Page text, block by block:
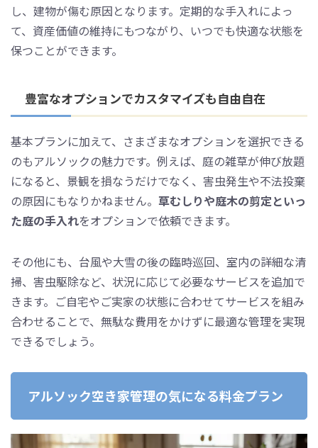
し、建物が傷む原因となります。定期的な手入れによっ
て、資産価値の維持にもつながり、いつでも快適な状態を
保つことができます。
豊富なオプションでカスタマイズも自由自在
基本プランに加えて、さまざまなオプションを選択できる
のもアルソックの魅力です。例えば、庭の雑草が伸び放題
になると、景観を損なうだけでなく、害虫発生や不法投棄
の原因にもなりかねません。 草むしりや庭木の剪定といっ
た庭の手入れをオプションで依頼できます。
その他にも、台風や大雪の後の臨時巡回、室内の詳細な清
掃、害虫駆除など、状況に応じて必要なサービスを追加で
きます。ご自宅やご実家の状態に合わせてサービスを組み
合わせることで、無駄な費用をかけずに最適な管理を実現
できるでしょう。
アルソック空き家管理の気になる料金プラン